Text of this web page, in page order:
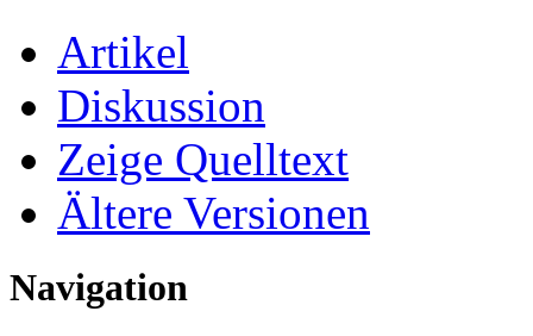
Artikel
Diskussion
Zeige Quelltext
Ältere Versionen
Navigation